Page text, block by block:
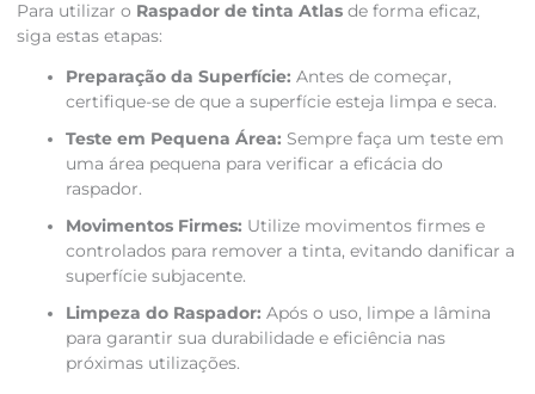
Para utilizar o Raspador de tinta Atlasde forma eficaz,
siga estas etapas:
Preparação da Superfície: Antes de começar,
certifique-se de que a superfície esteja limpa e seca.
Teste em Pequena Área: Sempre faça um teste em
uma área pequena para verificar a eficácia do
raspador.
Movimentos Firmes: Utilize movimentos firmes e
controlados para remover a tinta, evitando danificar a
superfície subjacente.
Limpeza do Raspador: Após o uso, limpe a lâmina
para garantir sua durabilidade e eficiência nas
próximas utilizações.